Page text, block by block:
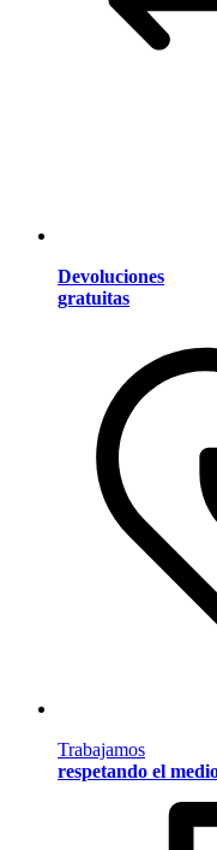
Devoluciones
gratuitas
Trabajamos
respetando el